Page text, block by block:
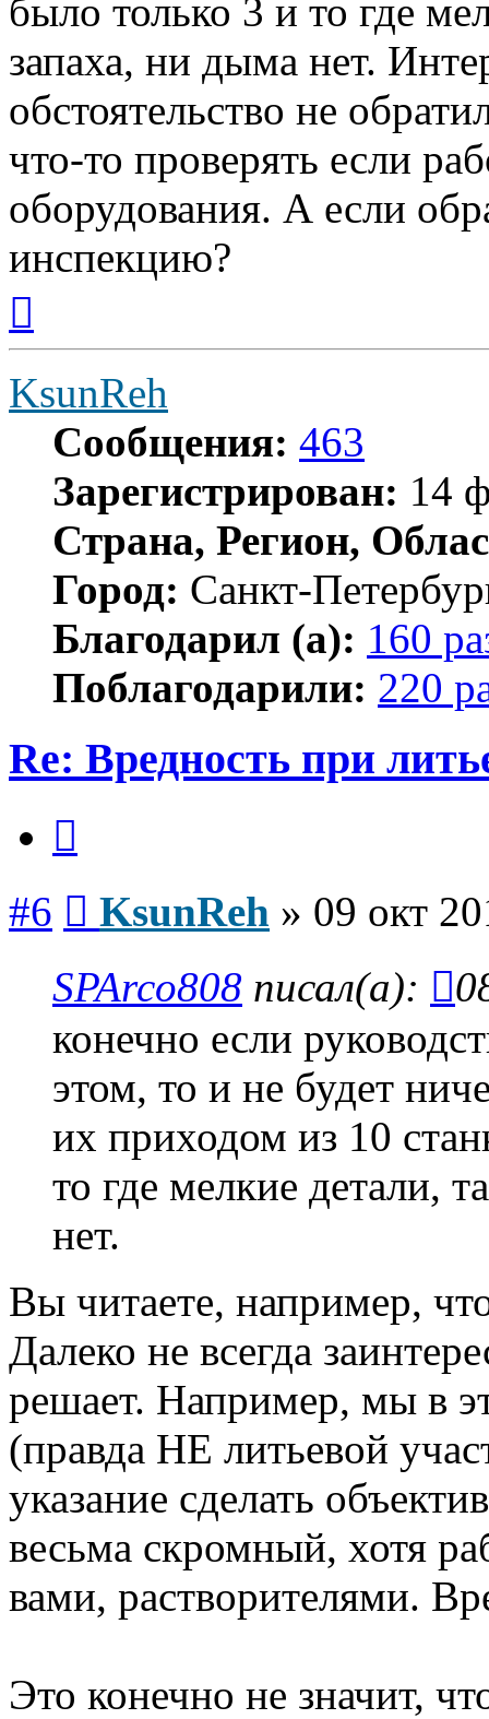
было только 3 и то где
запаха, ни дыма нет.
обстоятельство не
что-то проверять если
оборудования. А если
инспекцию?
началу
KsunReh
Сообщения: 463
Зарегистрирован: 14
Страна, Регион,
Город: Санкт-
Благодарил (а): 160
Поблагодарили: 220
Re: Вредность при
#6 KsunReh » 09 окт
SPArco808 писал(а):
конечно если
этом, то и не будет
их приходом из 10
то где мелкие детали,
нет.
Вы читаете, например,
Далеко не всегда
решает. Например, мы в
(правда НЕ литьевой
указание сделать
весьма скромный, хотя
вами, растворителями.
Это конечно не значит,